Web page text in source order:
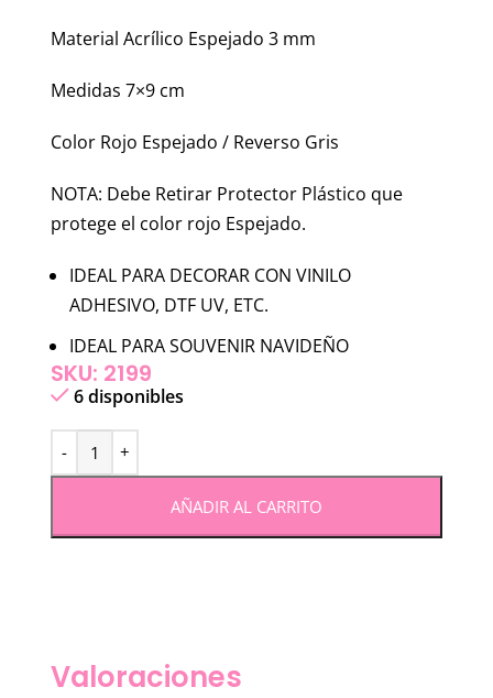
Material Acrílico Espejado 3 mm
Medidas 7×9 cm
Color Rojo Espejado / Reverso Gris
NOTA: Debe Retirar Protector Plástico que
protege el color rojo Espejado.
IDEAL PARA DECORAR CON VINILO
ADHESIVO, DTF UV, ETC.
IDEAL PARA SOUVENIR NAVIDEÑO
SKU: 2199
6 disponibles
AÑADIR AL CARRITO
Valoraciones